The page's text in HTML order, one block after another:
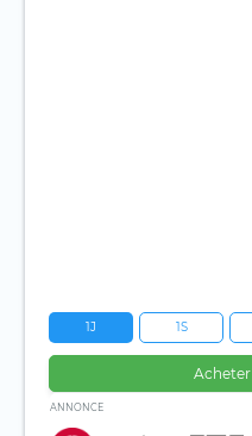
1J 1S
Acheter
ANNONCE